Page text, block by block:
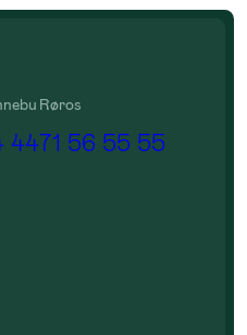
44
Røros
71 56 55 55